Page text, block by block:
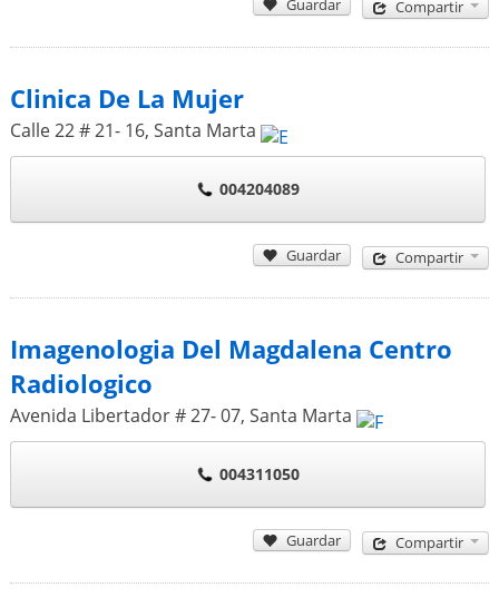
Guardar Compartir
Clinica De La Mujer
Calle 22 # 21- 16, Santa Marta
004204089
Guardar Compartir
Imagenologia Del Magdalena Centro
Radiologico
Avenida Libertador # 27- 07, Santa Marta
004311050
Guardar Compartir